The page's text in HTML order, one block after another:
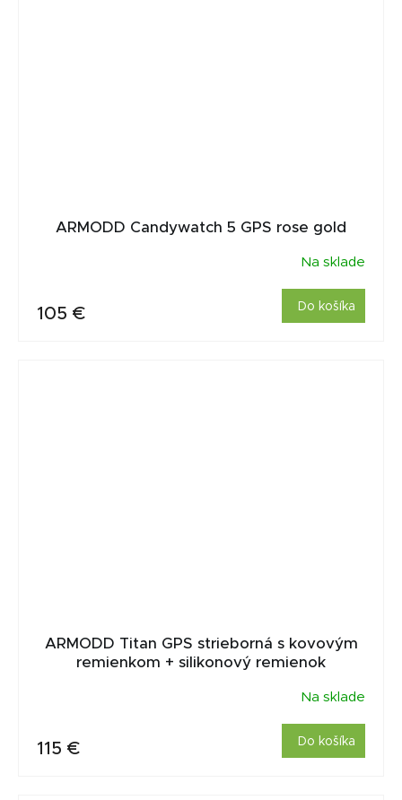
ARMODD Candywatch 5 GPS rose gold
Na sklade
105 € Do košíka
ARMODD Titan GPS strieborná s kovovým
remienkom + silikonový remienok
Na sklade
115 € Do košíka